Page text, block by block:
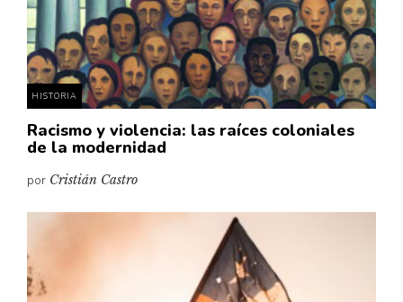
HISTORIA
Racismo y violencia: las raíces coloniales
de la modernidad
por Cristián Castro